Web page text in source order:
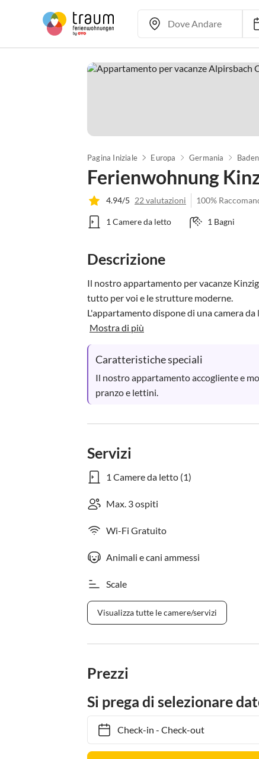
Pagina Iniziale Europa Germania
Ferienwohnung
4.94/5 22 valutazioni 100%
1 Camere da letto 1 Bagni
Descrizione
Il nostro appartamento per vacanze
tutto per voi e le strutture moderne.
L'appartamento dispone di una camera
Mostra di più
Caratteristiche speciali
Il nostro appartamento accogliente e
pranzo e lettini.
Servizi
1 Camere da letto (1)
Max. 3 ospiti
Wi-Fi Gratuito
Animali e cani ammessi
Scale
Visualizza tutte le camere/servizi
Prezzi
Si prega di selezionare
Check-in- Check-out